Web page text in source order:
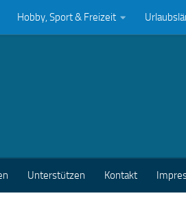
Hobby, Sport & Freizeit
Unterstützen Kontakt